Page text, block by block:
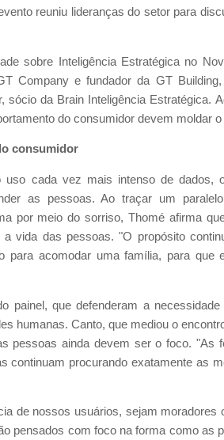
reuniu lideranças do setor para
sobre Inteligência Estratégica no
Company e fundador da GT
sócio da Brain Inteligência Estratégica.
do consumidor devem moldar o
consumidor
cada vez mais intenso de dados,
as pessoas. Ao traçar um
por meio do sorriso, Thomé afirma
vida das pessoas. "O propósito
acomodar uma família, para que
painel, que defenderam a necessidade
humanas. Canto, que mediou o
pessoas ainda devem ser o foco. "As
continuam procurando exatamente as
de nossos usuários, sejam moradores
pensados com foco na forma como as